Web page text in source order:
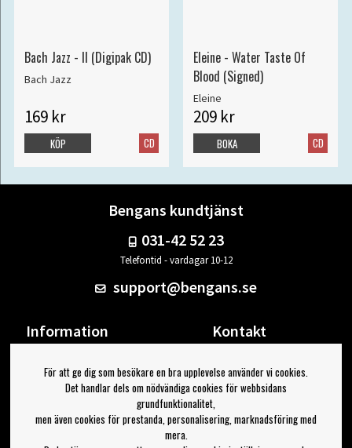
Bach Jazz - II (Digipak CD)
Bach Jazz
169 kr
CD
KÖP
Eleine - Water Taste Of
Blood (Signed)
Eleine
209 kr
CD
BOKA
Bengans kundtjänst
031-42 52 23
Telefontid - vardagar 10-12
support@bengans.se
Information
Om Bengans
FAQ / Köp- & Leveransvillkor
Kontakt
Din sida
Logga ut
Jag vill ha tips från Bengans
För att ge dig som besökare en bra upplevelse använder vi cookies.
Det handlar dels om nödvändiga cookies för webbsidans
grundfunktionalitet,
men även cookies för prestanda, personalisering, marknadsföring med
mera.